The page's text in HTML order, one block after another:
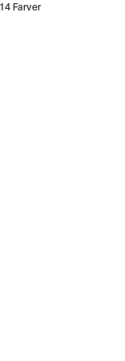
14 Farver